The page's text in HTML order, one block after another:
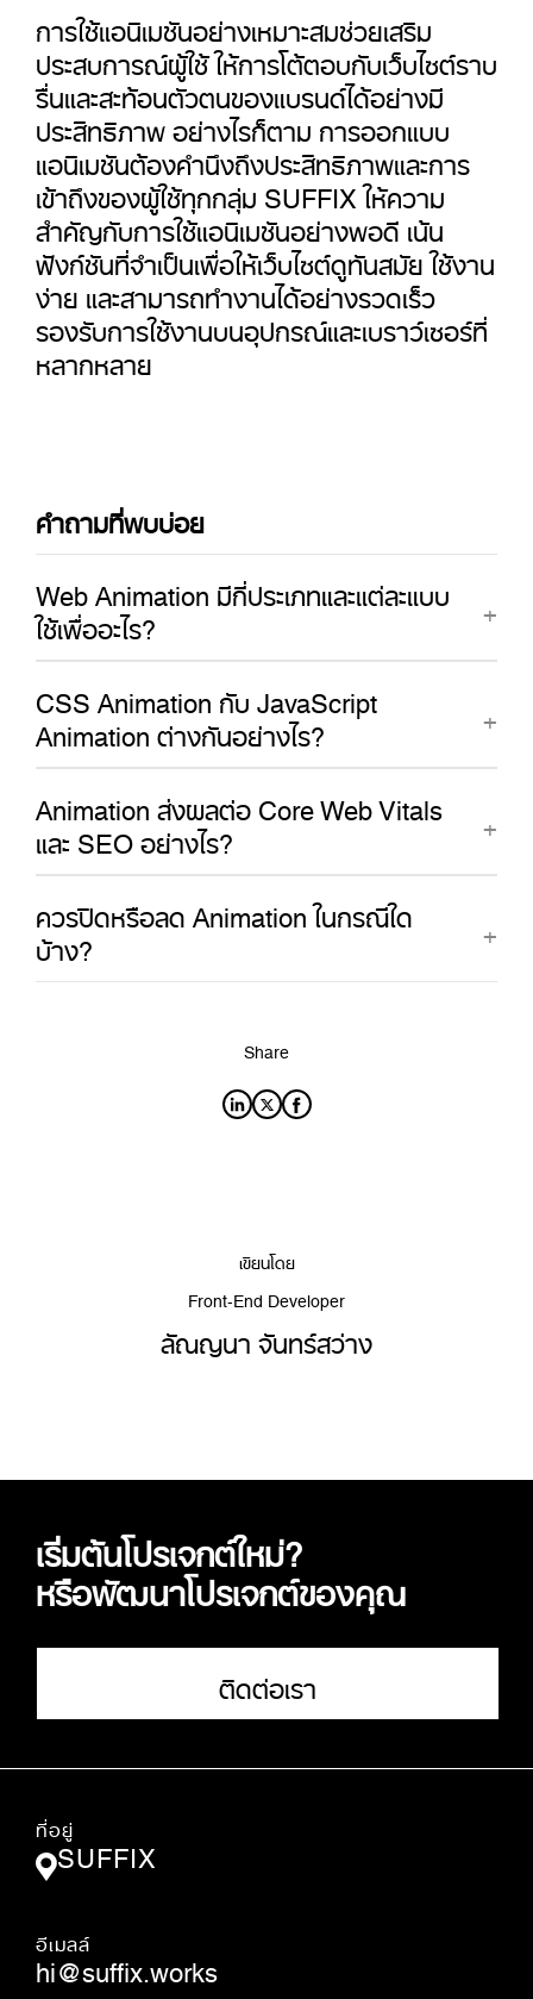
การใช้แอนิเมชันอย่างเหมาะสมช่วยเสริม
ประสบการณ์ผู้ใช้ ให้การโต้ตอบกับเว็บไซต์ราบ
รื่นและสะท้อนตัวตนของแบรนด์ได้อย่างมี
ประสิทธิภาพ อย่างไรก็ตาม การออกแบบ
แอนิเมชันต้องคำนึงถึงประสิทธิภาพและการ
เข้าถึงของผู้ใช้ทุกกลุ่ม SUFFIX ให้ความ
สำคัญกับการใช้แอนิเมชันอย่างพอดี เน้น
ฟังก์ชันที่จำเป็นเพื่อให้เว็บไซต์ดูทันสมัย ใช้งาน
ง่าย และสามารถทำงานได้อย่างรวดเร็ว
รองรับการใช้งานบนอุปกรณ์และเบราว์เซอร์ที่
หลากหลาย
คำถามที่พบบ่อย
Web Animation มีกี่ประเภทและแต่ละแบบ
ใช้เพื่ออะไร?
CSS Animation กับ JavaScript
Animation ต่างกันอย่างไร?
Animation ส่งผลต่อ Core Web Vitals
และ SEO อย่างไร?
ควรปิดหรือลด Animation ในกรณีใด
บ้าง?
Share
เขียนโดย
Front-End Developer
ลัณญนา จันทร์สว่าง
เริ่มต้นโปรเจกต์ใหม่?
หรือพัฒนาโปรเจกต์ของคุณ
ติดต่อเรา
ที่อยู่
SUFFIX
อีเมลล์
hi@suffix.works